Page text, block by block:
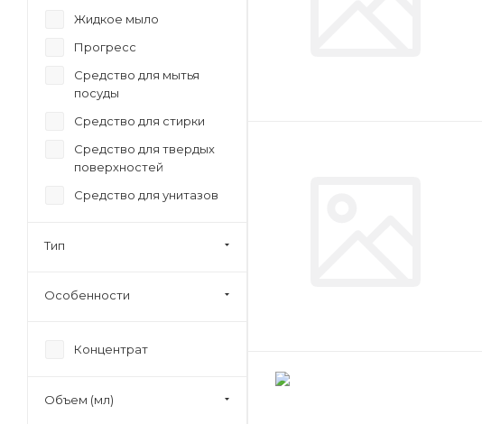
Жидкое мыло
Прогресс
Средство для мытья
посуды
Средство для стирки
Средство для твердых
поверхностей
Средство для унитазов
Тип
Особенности
Концентрат
Объем (мл)